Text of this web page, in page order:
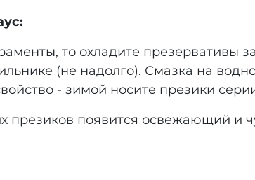
то охладите презервативы
(не надолго). Смазка на
- зимой носите презики
презиков появится освежающий и